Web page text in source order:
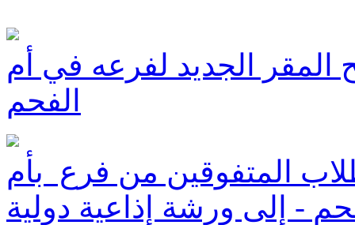
المقر الجديد لفرعه في أم
الفحم
المتفوقين من فرع بأم
- إلى ورشة إذاعية دولية